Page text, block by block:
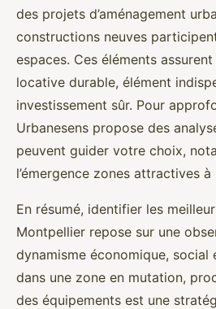
des projets d’aménagement
constructions neuves
espaces. Ces éléments
locative durable, élément
investissement sûr. Pour
Urbanesens propose des
peuvent guider votre choix,
l’émergence zones attractives
En résumé, identifier les
Montpellier repose sur une
dynamisme économique, social
dans une zone en mutation,
des équipements est une